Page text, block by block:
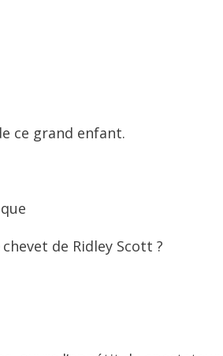
ce grand enfant.
de Ridley Scott ?